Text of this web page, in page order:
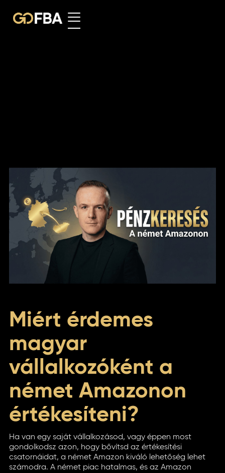
Miért érdemes
magyar
vállalkozóként a
német Amazonon
értékesíteni?
Ha van egy saját vállalkozásod, vagy éppen most
gondolkodsz azon, hogy bővítsd az értékesítési
csatornáidat, a német Amazon kiváló lehetőség lehet
számodra. A német piac hatalmas, és az Amazon